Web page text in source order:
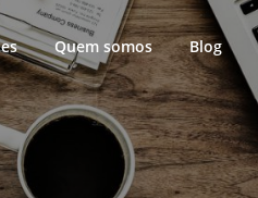
Quem somos Blog